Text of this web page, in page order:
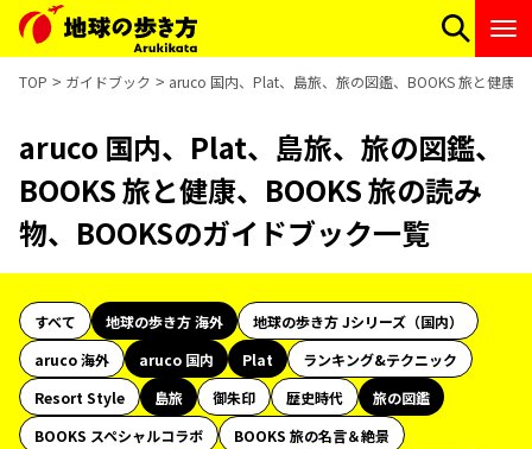
TOP ガイドブック aruco 国内、Plat、島旅、旅の図鑑、BOOKS 旅と健康
aruco 国内、Plat、島旅、旅の図鑑、
BOOKS 旅と健康、BOOKS 旅の読み
物、BOOKSのガイドブック一覧
すべて 地球の歩き方 海外
地球の歩き方 Jシリーズ（国内）
aruco 海外
aruco 国内 Plat
ランキング&テクニック
Resort Style
島旅 御朱印 歴史時代
旅の図鑑
BOOKS スペシャルコラボ
BOOKS 旅の名言＆絶景